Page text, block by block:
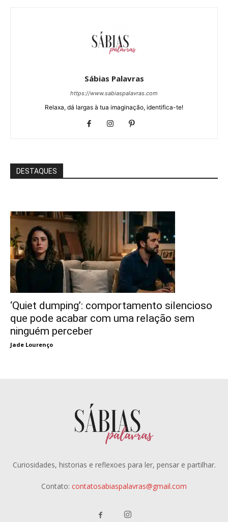
Sábias Palavras
https://www.sabiaspalavras.com
Relaxa, dá largas à tua imaginação, identifica-te!
DESTAQUES
‘Quiet dumping’: comportamento silencioso
que pode acabar com uma relação sem
ninguém perceber
Jade Lourenço
Curiosidades, historias e reflexoes para ler, pensar e partilhar.
Contato: contatosabiaspalavras@gmail.com